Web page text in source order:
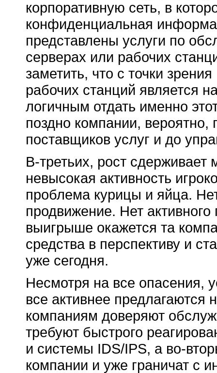
корпоративную сеть, в
конфиденциальная
представлены услуги по
серверах или рабочих
заметить, что с точки
рабочих станций является
логичным отдать именно
поздно компании, вероятно,
поставщиков услуг и до
В-третьих, рост
невысокая активность
проблема курицы и яйца.
продвижение. Нет
выигрыше окажется та
средства в перспективу и
уже сегодня.
Несмотря на все опасения,
все активнее
компаниям доверяют
требуют быстрого
и системы IDS/IPS, а во-
компании и уже граничат с